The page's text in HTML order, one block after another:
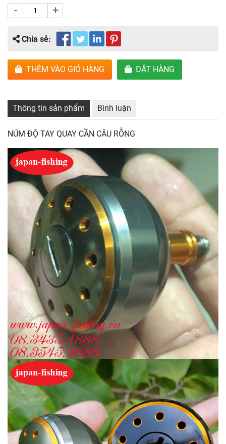
- +
Chia sẻ:
THÊM VÀO GIỎ HÀNG ĐẶT HÀNG
Thông tin sản phẩm Bình luận
NÚM ĐỘ TAY QUAY CẦN CÂU RỖNG